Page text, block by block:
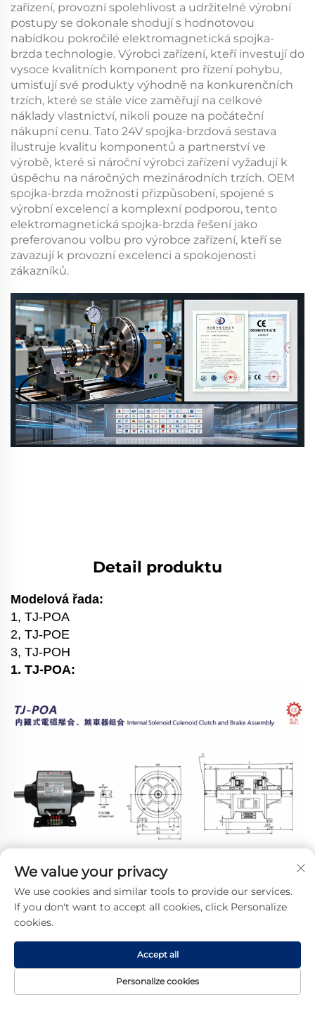
zařízení, provozní spolehlivost a udržitelné výrobní
postupy se dokonale shodují s hodnotovou
nabídkou pokročilé elektromagnetická spojka-
brzda technologie. Výrobci zařízení, kteří investují do
vysoce kvalitních komponent pro řízení pohybu,
umisťují své produkty výhodně na konkurenčních
trzích, které se stále více zaměřují na celkové
náklady vlastnictví, nikoli pouze na počáteční
nákupní cenu. Tato 24V spojka-brzdová sestava
ilustruje kvalitu komponentů a partnerství ve
výrobě, které si nároční výrobci zařízení vyžadují k
úspěchu na náročných mezinárodních trzích. OEM
spojka-brzda možnosti přizpůsobení, spojené s
výrobní excelencí a komplexní podporou, tento
elektromagnetická spojka-brzda řešení jako
preferovanou volbu pro výrobce zařízení, kteří se
zavazují k provozní excelenci a spokojenosti
zákazníků.
Detail produktu
Modelová řada:
1, TJ-POA
2, TJ-POE
3, TJ-POH
1. TJ-POA:
Domovská
Produkt O nás KONTAKT
We value your privacy
We use cookies and similar tools to provide our services.
If you don't want to accept all cookies, click Personalize
cookies.
Personalize cookies
Accept all